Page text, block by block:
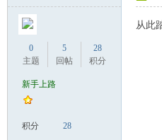
0
主题
5
回帖
28
积分
新手上路
积分 28
从此